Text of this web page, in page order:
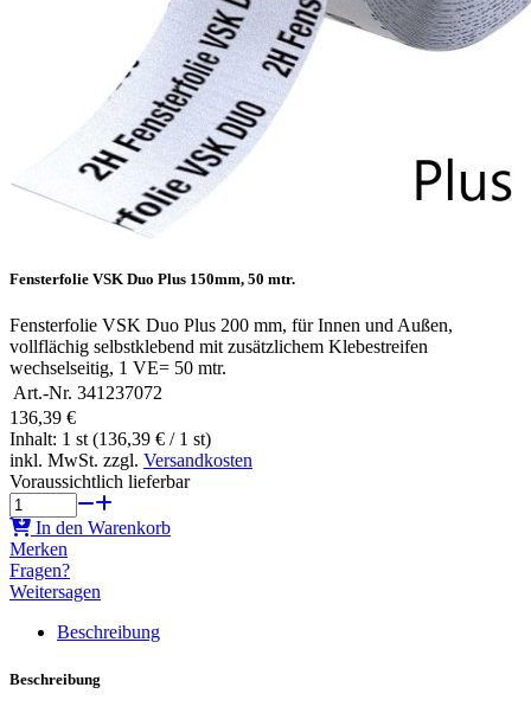
Fensterfolie VSK Duo Plus 150mm, 50 mtr.
Fensterfolie VSK Duo Plus 200 mm, für Innen und Außen,
vollflächig selbstklebend mit zusätzlichem Klebestreifen
wechselseitig, 1 VE= 50 mtr.
Art.-Nr. 341237072
136,39 €
Inhalt: 1 st (136,39 € / 1 st)
inkl. MwSt. zzgl. Versandkosten
Voraussichtlich lieferbar
In den Warenkorb
Merken
Fragen?
Weitersagen
Beschreibung
Beschreibung